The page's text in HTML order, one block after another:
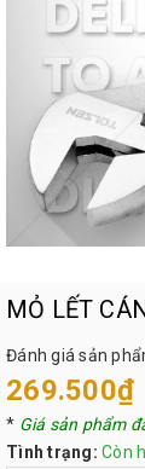
MỎ LẾT
Đánh giá sản
269.500₫
* Giá sản phẩm
Tình trạng: Còn